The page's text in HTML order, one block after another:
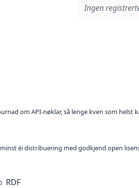
Ingen
om API-nøklar, så lenge kven som helst
éi distribuering med godkjend open
RDF